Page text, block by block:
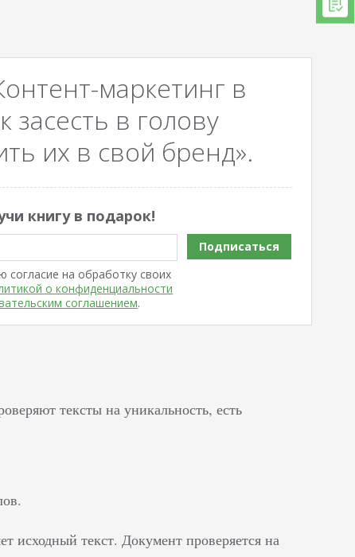
маркетинг в
засесть в голову
их в свой бренд».
книгу в подарок!
на обработку своих
о конфиденциальности
соглашением.
Подписаться
тексты на уникальность, есть
исходный текст. Документ проверяется на